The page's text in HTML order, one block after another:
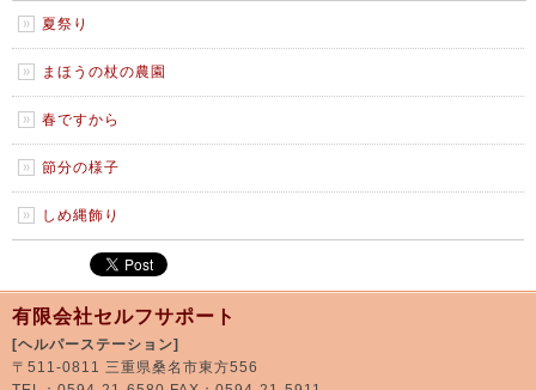
夏祭り
まほうの杖の農園
春ですから
節分の様子
しめ縄飾り
有限会社セルフサポート
[ヘルパーステーション]
〒511-0811 三重県桑名市東方556